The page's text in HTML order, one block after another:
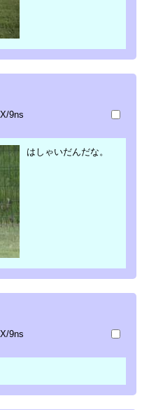
9ns
はしゃいだんだな。
9ns